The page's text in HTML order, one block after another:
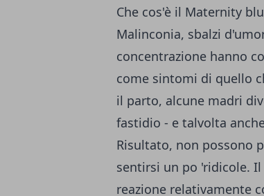
Che cos'è il Maternity
Malinconia, sbalzi
concentrazione hanno
come sintomi di quello
il parto, alcune madri
fastidio - e talvolta
Risultato, non possono
sentirsi un po 'ridicole.
reazione relativamente